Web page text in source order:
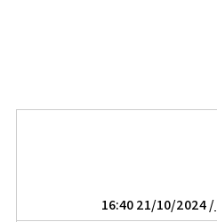
/ 21/10/2024 16:40